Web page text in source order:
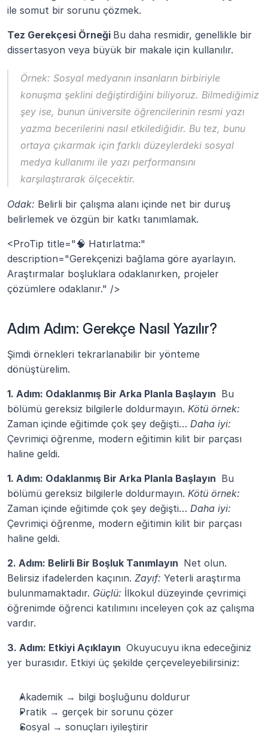
ile somut bir sorunu çözmek.
Tez Gerekçesi Örneği Bu daha resmidir, genellikle bir
dissertasyon veya büyük bir makale için kullanılır.
Örnek: Sosyal medyanın insanların birbiriyle
konuşma şeklini değiştirdiğini biliyoruz. Bilmediğimiz
şey ise, bunun üniversite öğrencilerinin resmi yazı
yazma becerilerini nasıl etkilediğidir. Bu tez, bunu
ortaya çıkarmak için farklı düzeylerdeki sosyal
medya kullanımı ile yazı performansını
karşılaştırarak ölçecektir.
Odak: Belirli bir çalışma alanı içinde net bir duruş
belirlemek ve özgün bir katkı tanımlamak.
<ProTip title="🧠 Hatırlatma:"
description="Gerekçenizi bağlama göre ayarlayın.
Araştırmalar boşluklara odaklanırken, projeler
çözümlere odaklanır." />
Adım Adım: Gerekçe Nasıl Yazılır?
Şimdi örnekleri tekrarlanabilir bir yönteme
dönüştürelim.
1. Adım: Odaklanmış Bir Arka Planla Başlayın Bu
bölümü gereksiz bilgilerle doldurmayın. Kötü örnek:
Zaman içinde eğitimde çok şey değişti… Daha iyi:
Çevrimiçi öğrenme, modern eğitimin kilit bir parçası
haline geldi.
1. Adım: Odaklanmış Bir Arka Planla Başlayın Bu
bölümü gereksiz bilgilerle doldurmayın. Kötü örnek:
Zaman içinde eğitimde çok şey değişti… Daha iyi:
Çevrimiçi öğrenme, modern eğitimin kilit bir parçası
haline geldi.
2. Adım: Belirli Bir Boşluk Tanımlayın Net olun.
Belirsiz ifadelerden kaçının. Zayıf: Yeterli araştırma
bulunmamaktadır. Güçlü: İlkokul düzeyinde çevrimiçi
öğrenimde öğrenci katılımını inceleyen çok az çalışma
vardır.
3. Adım: Etkiyi Açıklayın Okuyucuyu ikna edeceğiniz
yer burasıdır. Etkiyi üç şekilde çerçeveleyebilirsiniz:
Akademik → bilgi boşluğunu doldurur
Pratik → gerçek bir sorunu çözer
Sosyal → sonuçları iyileştirir